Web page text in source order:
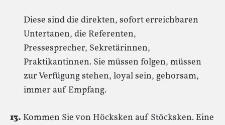
Diese sind die direkten, sofort erreichbaren
Untertanen, die Referenten,
Pressesprecher, Sekretärinnen,
Praktikantinnen. Sie müssen folgen, müssen
zur Verfügung stehen, loyal sein, gehorsam,
immer auf Empfang.
13. Kommen Sie von Höcksken auf Stöcksken. Eine